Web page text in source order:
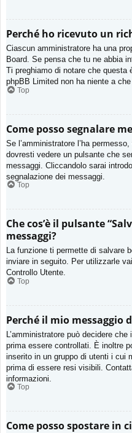
Perché ho ricevuto un
Ciascun amministratore ha una
Board. Se pensa che tu ne abbia
Ti preghiamo di notare che questa
phpBB Limited non ha niente a
Top
Come posso segnalare
Se l’amministratore l’ha
dovresti vedere un pulsante che
messaggi. Cliccandolo sarai
segnalazione dei messaggi.
Top
Che cos’è il pulsante
messaggi?
La funzione ti permette di salvare
inviare in seguito. Per utilizzarle
Controllo Utente.
Top
Perché il mio messaggio
L’amministratore può decidere
prima essere controllati. È inoltre
inserito in un gruppo di utenti i cui
prima di essere resi visibili.
informazioni.
Top
Come posso spostare in